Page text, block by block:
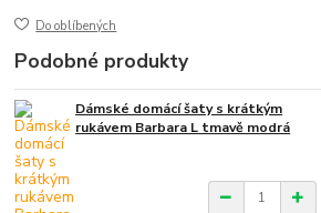
Do oblíbených
Podobné produkty
Dámské domácí šaty s krátkým
rukávem Barbara L tmavě modrá